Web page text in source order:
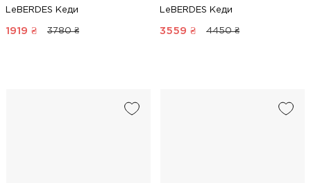
LeBERDES Кеди
1919 ₴ 3780 ₴
LeBERDES Кеди
3559 ₴ 4450 ₴